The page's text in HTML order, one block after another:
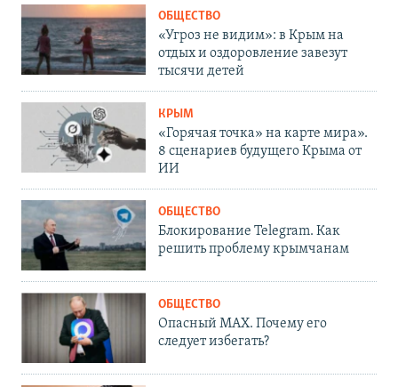
ОБЩЕСТВО
«Угроз не видим»: в Крым на
отдых и оздоровление завезут
тысячи детей
КРЫМ
«Горячая точка» на карте мира».
8 сценариев будущего Крыма от
ИИ
ОБЩЕСТВО
Блокирование Telegram. Как
решить проблему крымчанам
ОБЩЕСТВО
Опасный MAX. Почему его
следует избегать?